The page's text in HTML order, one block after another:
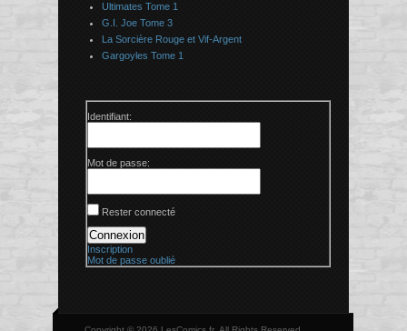
Ultimates Tome 1
G.I. Joe Tome 3
La Sorcière Rouge et Vif-Argent
Gargoyles Tome 1
Identifiant:
Mot de passe:
Rester connecté
Connexion
Inscription
Mot de passe oublié